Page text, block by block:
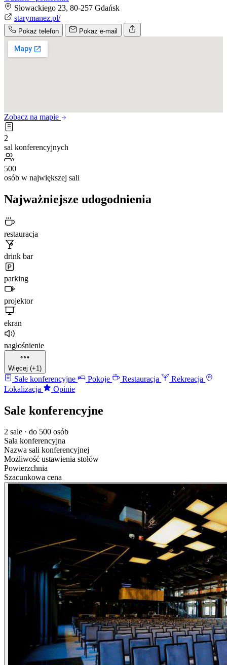
Słowackiego 23, 80-257 Gdańsk
starymanez.pl/
Pokaż telefon Pokaż e-mail
Zobacz na mapie
2
sal konferencyjnych
500
osób w największej sali
Najważniejsze udogodnienia
restauracja
drink bar
parking
projektor
ekran
nagłośnienie
Więcej (+1)
Sale konferencyjne Pokoje Restauracja
Rekreacja
Lokalizacja
Opinie
Sale konferencyjne
2 sale · do 500 osób
Sala konferencyjna
Nazwa sali konferencyjnej
Możliwość ustawienia stołów
Powierzchnia
Szacunkowa cena